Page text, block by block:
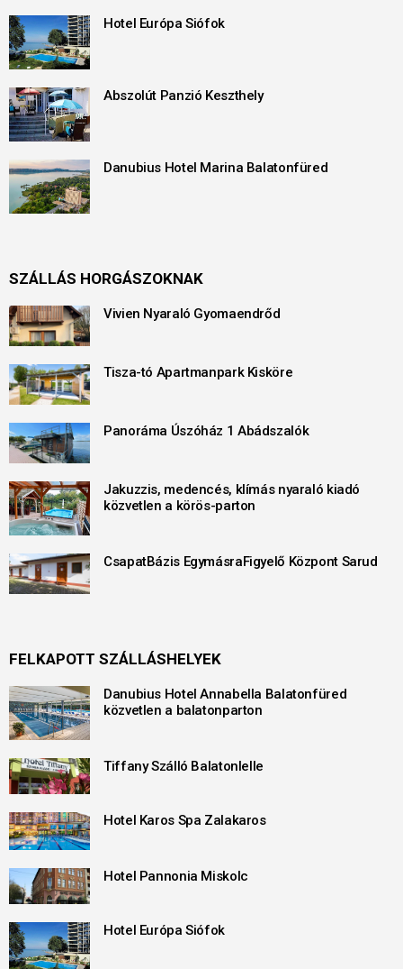
Hotel Európa Siófok
Abszolút Panzió Keszthely
Danubius Hotel Marina Balatonfüred
SZÁLLÁS HORGÁSZOKNAK
Vivien Nyaraló Gyomaendrőd
Tisza-tó Apartmanpark Kisköre
Panoráma Úszóház 1 Abádszalók
Jakuzzis, medencés, klímás nyaraló kiadó
közvetlen a körös-parton
CsapatBázis EgymásraFigyelő Központ Sarud
FELKAPOTT SZÁLLÁSHELYEK
Danubius Hotel Annabella Balatonfüred
közvetlen a balatonparton
Tiffany Szálló Balatonlelle
Hotel Karos Spa Zalakaros
Hotel Pannonia Miskolc
Hotel Európa Siófok